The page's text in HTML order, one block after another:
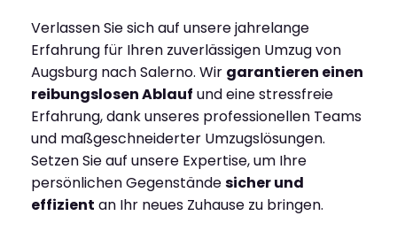
Verlassen Sie sich auf unsere jahrelange
Erfahrung für Ihren zuverlässigen Umzug von
Augsburg nach Salerno. Wir garantieren einen
reibungslosen Ablauf und eine stressfreie
Erfahrung, dank unseres professionellen Teams
und maßgeschneiderter Umzugslösungen.
Setzen Sie auf unsere Expertise, um Ihre
persönlichen Gegenständesicher und
effizient an Ihr neues Zuhause zu bringen.